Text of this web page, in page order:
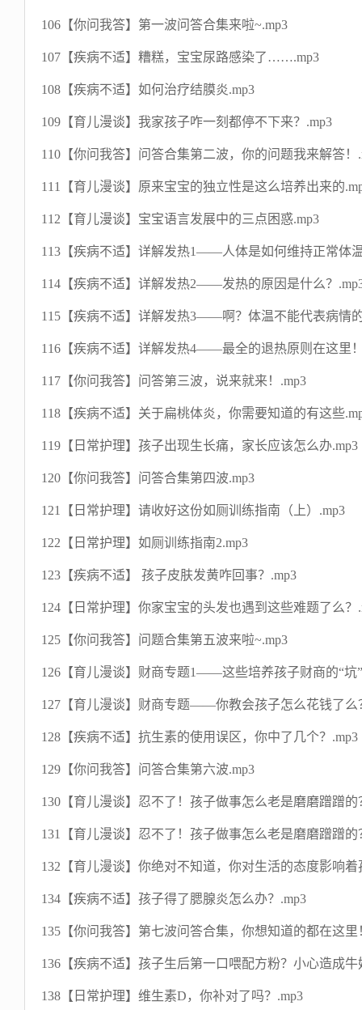
106【你问我答】第一波问答合集来啦~.mp3
107【疾病不适】糟糕，宝宝尿路感染了…….mp3
108【疾病不适】如何治疗结膜炎.mp3
109【育儿漫谈】我家孩子咋一刻都停不下来？.mp3
110【你问我答】问答合集第二波，你的问题我来解答！
111【育儿漫谈】原来宝宝的独立性是这么培养出来的
112【育儿漫谈】宝宝语言发展中的三点困惑.mp3
113【疾病不适】详解发热1——人体是如何维持正常体
114【疾病不适】详解发热2——发热的原因是什么？
115【疾病不适】详解发热3——啊？体温不能代表病情
116【疾病不适】详解发热4——最全的退热原则在这里
117【你问我答】问答第三波，说来就来！.mp3
118【疾病不适】关于扁桃体炎，你需要知道的有这些
119【日常护理】孩子出现生长痛，家长应该怎么办.mp3
120【你问我答】问答合集第四波.mp3
121【日常护理】请收好这份如厕训练指南（上）.mp3
122【日常护理】如厕训练指南2.mp3
123【疾病不适】 孩子皮肤发黄咋回事？.mp3
124【日常护理】你家宝宝的头发也遇到这些难题了么？
125【你问我答】问题合集第五波来啦~.mp3
126【育儿漫谈】财商专题1——这些培养孩子财商的“坑
127【育儿漫谈】财商专题——你教会孩子怎么花钱了么
128【疾病不适】抗生素的使用误区，你中了几个？.mp3
129【你问我答】问答合集第六波.mp3
130【育儿漫谈】忍不了！孩子做事怎么老是磨磨蹭蹭的
131【育儿漫谈】忍不了！孩子做事怎么老是磨磨蹭蹭的
132【育儿漫谈】你绝对不知道，你对生活的态度影响着
134【疾病不适】孩子得了腮腺炎怎么办？.mp3
135【你问我答】第七波问答合集，你想知道的都在这里
136【疾病不适】孩子生后第一口喂配方粉？小心造成牛
138【日常护理】维生素D，你补对了吗？.mp3